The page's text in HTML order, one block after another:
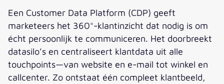
Een Customer Data Platform (CDP) geeft
marketeers het 360°-klantinzicht dat nodig is om
écht persoonlijk te communiceren. Het doorbreekt
datasilo’s en centraliseert klantdata uit alle
touchpoints—van website en e-mail tot winkel en
callcenter. Zo ontstaat één compleet klantbeeld,